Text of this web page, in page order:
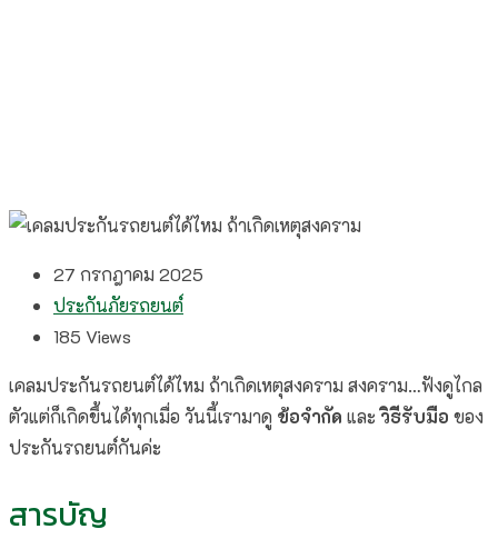
27 กรกฎาคม 2025
ประกันภัยรถยนต์
185 Views
เคลมประกันรถยนต์ได้ไหม ถ้าเกิดเหตุสงคราม สงคราม…ฟังดูไกล
ตัวแต่ก็เกิดขึ้นได้ทุกเมื่อ วันนี้เรามาดู ข้อจำกัด และวิธีรับมือ ของ
ประกันรถยนต์กันค่ะ
สารบัญ